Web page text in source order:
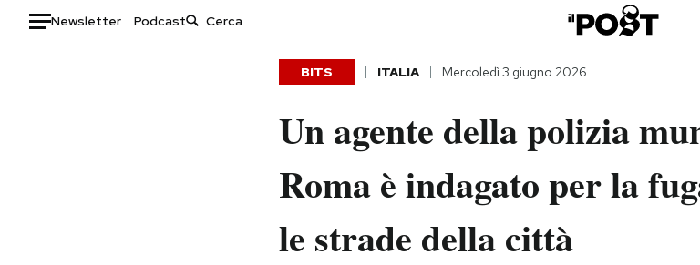
Newsletter Podcast
Storie/Idee
BITS ITALIA Mercoledì 3 giugno 2026
Un agente della polizia
Roma è indagato per la
le strade della città